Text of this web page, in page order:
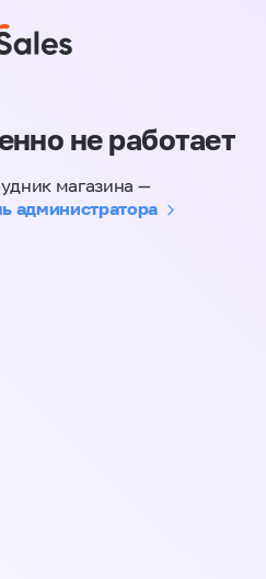
не работает
магазина —
администратора